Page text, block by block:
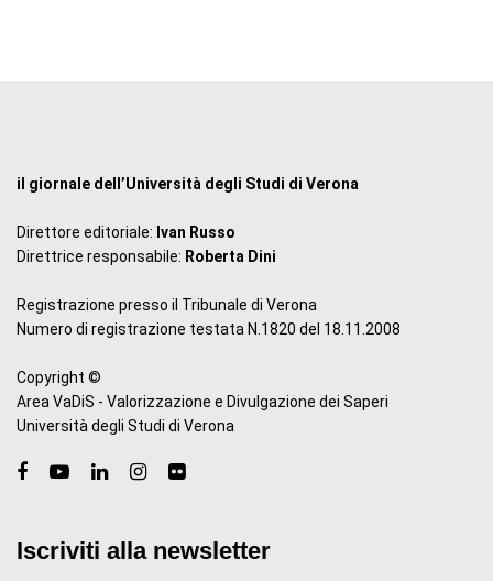
il giornale dell’Università degli Studi di Verona
Direttore editoriale: Ivan Russo
Direttrice responsabile: Roberta Dini
Registrazione presso il Tribunale di Verona
Numero di registrazione testata N.1820 del 18.11.2008
Copyright ©
Area VaDiS - Valorizzazione e Divulgazione dei Saperi
Università degli Studi di Verona
Iscriviti alla newsletter